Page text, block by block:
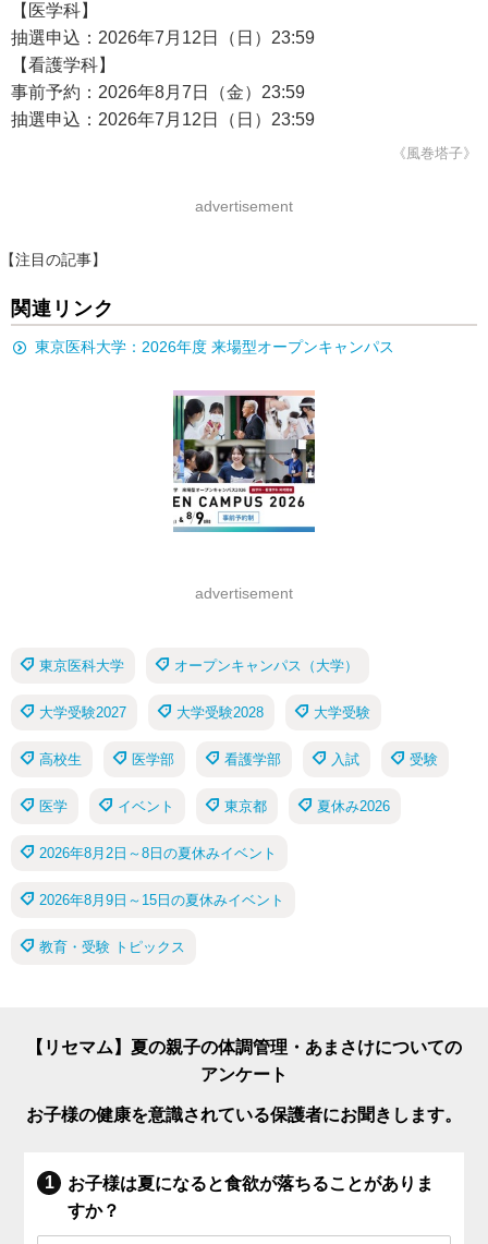
【医学科】
抽選申込：2026年7月12日（日）23:59
【看護学科】
事前予約：2026年8月7日（金）23:59
抽選申込：2026年7月12日（日）23:59
《風巻塔子》
advertisement
【注目の記事】
関連リンク
東京医科大学：2026年度 来場型オープンキャンパス
advertisement
東京医科大学 オープンキャンパス（大学）
大学受験2027 大学受験2028 大学受験
高校生 医学部 看護学部 入試 受験
医学 イベント 東京都 夏休み2026
2026年8月2日～8日の夏休みイベント
2026年8月9日～15日の夏休みイベント
教育・受験 トピックス
【リセマム】夏の親子の体調管理・あまさけについての
アンケート
お子様の健康を意識されている保護者にお聞きします。
お子様は夏になると食欲が落ちることがありま
すか？